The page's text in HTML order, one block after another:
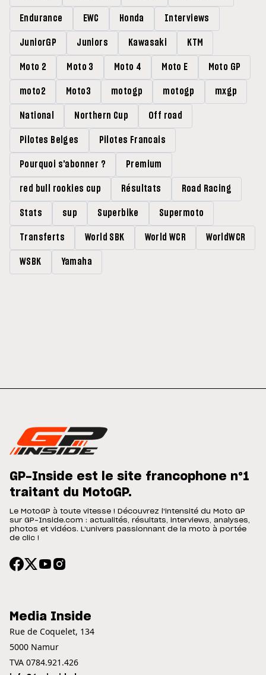
Endurance EWC Honda Interviews
JuniorGP Juniors Kawasaki KTM
Moto 2 Moto 3 Moto 4 Moto E Moto GP
moto2 Moto3 motogp motogp mxgp
National Northern Cup Off road
Pilotes Belges Pilotes Francais
Pourquoi s'abonner ? Premium
red bull rookies cup Résultats Road Racing
Stats sup Superbike Supermoto
Transferts World SBK World WCR WorldWCR
WSBK Yamaha
GP-Inside est le site francophone n°1
traitant du MotoGP.
Le MotoGP à toute vitesse ! Découvrez l'intensité du Moto GP
sur GP-Inside.com : actualités, résultats, interviews, analyses,
photos et vidéos. L'univers passionnant de la moto à portée
de clic !
Media Inside
Rue de Coquelet, 134
5000 Namur
TVA 0784.921.426